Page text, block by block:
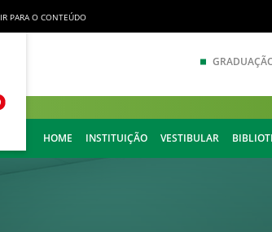
IR PARA O CONTEÚDO
HOME INSTITUIÇÃO VESTIBULAR